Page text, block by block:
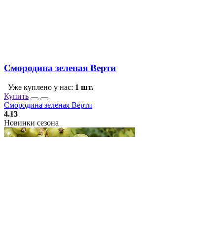
Смородина зеленая Верти
Уже куплено у нас: 1 шт.
Купить
Смородина зеленая Верти
4.13
Новинки сезона